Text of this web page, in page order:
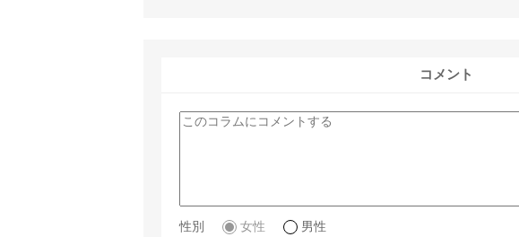
コメント
性別 女性 男性